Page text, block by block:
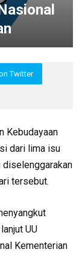
Twitter
Kebudayaan
dari lima isu
tersebut.
UU
Kementerian